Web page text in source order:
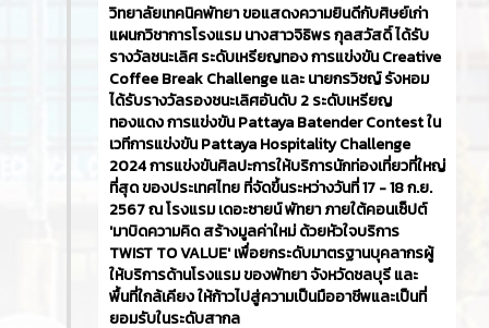
วิทยาลัยเทคนิคพัทยา ขอแสดงความยินดีกับศิษย์เก่า
แผนกวิชาการโรงแรม นางสาวจิธิพร กุลสวัสดิ์ ได้รับ
รางวัลชนะเลิศ ระดับเหรียญทอง การแข่งขัน Creative
Coffee Break Challenge และ นายกรวิชญ์ รังหอม
ได้รับรางวัลรองชนะเลิศอันดับ 2 ระดับเหรียญ
ทองแดง การแข่งขัน Pattaya Batender Contest ใน
เวทีการแข่งขัน Pattaya Hospitality Challenge
2024 การแข่งขันศิลปะการให้บริการนักท่องเที่ยวที่ใหญ่
ที่สุด ของประเทศไทย ที่จัดขึ้นระหว่างวันที่ 17 - 18 ก.ย.
2567 ณ โรงแรม เดอะซายน์ พัทยา ภายใต้คอนเซ็ปต์
'มาบิดความคิด สร้างมูลค่าใหม่ ด้วยหัวใจบริการ
TWIST TO VALUE' เพื่อยกระดับมาตรฐานบุคลากรผู้
ให้บริการด้านโรงแรม ของพัทยา จังหวัดชลบุรี และ
พื้นที่ใกล้เคียง ให้ก้าวไปสู่ความเป็นมืออาชีพและเป็นที่
ยอมรับในระดับสากล